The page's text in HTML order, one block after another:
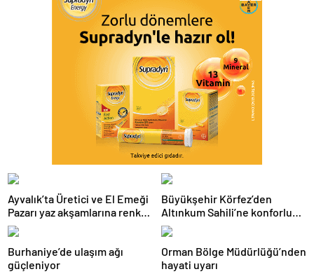
Ayvalık’ta Üretici ve El Emeği
Pazarı yaz akşamlarına renk
katıyor
Büyükşehir Körfez’den
Altınkum Sahili’ne konforlu
dokunuş:
Burhaniye’de ulaşım ağı
güçleniyor
Orman Bölge Müdürlüğü’nden
hayati uyarı